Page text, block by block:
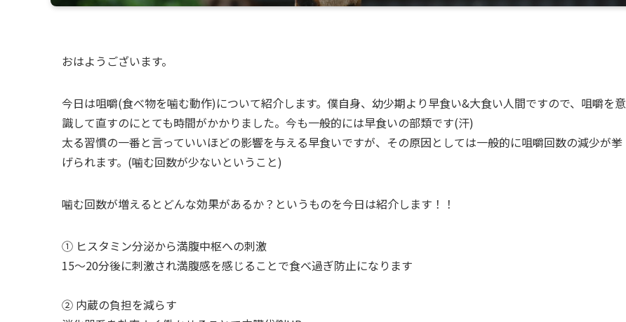
おはようございます。
今日は咀嚼(食べ物を噛む動作)について紹介します。僕自身、幼少期より早食い&大食い人間ですので、咀嚼を意
識して直すのにとても時間がかかりました。今も一般的には早食いの部類です(汗)
太る習慣の一番と言っていいほどの影響を与える早食いですが、その原因としては一般的に咀嚼回数の減少が挙
げられます。(噛む回数が少ないということ)
噛む回数が増えるとどんな効果があるか？というものを今日は紹介します！！
① ヒスタミン分泌から満腹中枢への刺激
15～20分後に刺激され満腹感を感じることで食べ過ぎ防止になります
② 内蔵の負担を減らす